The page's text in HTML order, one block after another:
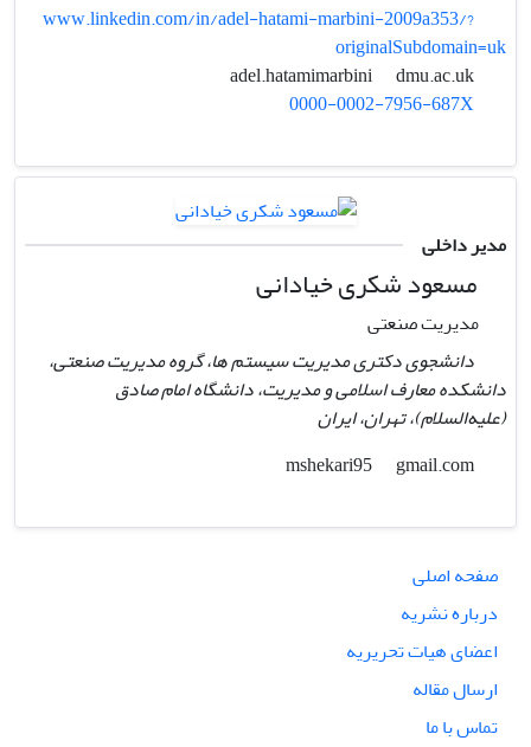
www.linkedin.com/in/adel-hatami-marbini-2009a353/?
originalSubdomain=uk
dmu.ac.uk
0000-0002-7956-687X
مدیر داخلی
مسعود شکری خیادانی
مدیریت صنعتی
دانشجوی دکتری مدیریت سیستم ها، گروه مدیریت صنعتی،
دانشکده معارف اسلامی و مدیریت، دانشگاه امام صادق
(علیه‌السلام)، تهران،‌ ایران
gmail.com
صفحه اصلی
درباره نشریه
اعضای هیات تحریریه
ارسال مقاله
تماس با ما